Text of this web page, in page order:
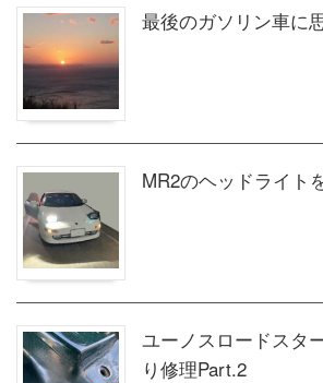
最後のガソリン車に
MR2のヘッドライト
ユーノスロードスタ
り修理Part.2